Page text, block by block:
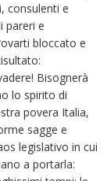
consulenti e
pareri e
bloccato e
Bisognerà
lo spirito di
povera Italia,
sagge e
legislativo in cui
a portarla: